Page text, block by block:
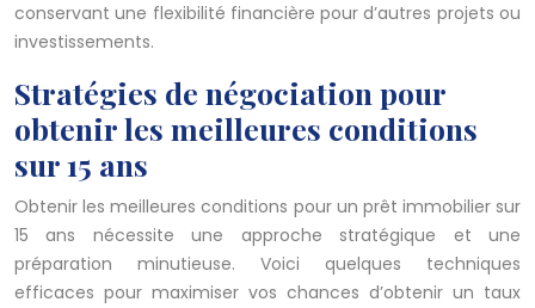
conservant une flexibilité financière pour d’autres projets ou
investissements.
Stratégies de négociation pour
obtenir les meilleures conditions
sur 15 ans
Obtenir les meilleures conditions pour un prêt immobilier sur
15 ans nécessite une approche stratégique et une
préparation minutieuse. Voici quelques techniques
efficaces pour maximiser vos chances d’obtenir un taux